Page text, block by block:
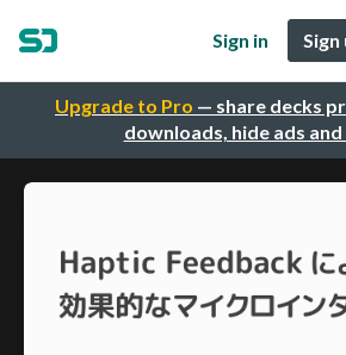
Upgrade to Pro — share decks
downloads, hide ads
Sign in